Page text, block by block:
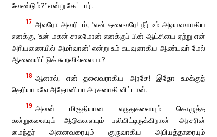
வேண்டும்?” என்று கேட்டார்.
17 அவரோ அவரிடம், “என் தலைவரே! நீர் உம் அடியவளாகிய
எனக்கு, ‘உன் மகன் சாலமோன் எனக்குப் பின் ஆட்சியை ஏற்று என்
அரியணையில் அமர்வான்’ என்று உம் கடவுளாகிய ஆண்டவர் மேல்
ஆணையிட்டுக் கூறவில்லையா?
18 ஆனால், என் தலைவராகிய அரசே! இதோ உமக்குத்
தெரியாமலே அதோனியா அரசனாகி விட்டான்.
19 அவன் மிகுதியான எருதுகளையும் கொழுத்த
கன்றுகளையும் ஆடுகளையும் பலியிட்டிருக்கிறான். அரசரின்
மைந்தர் அனைவரையும் குருவாகிய அபியத்தாரையும்